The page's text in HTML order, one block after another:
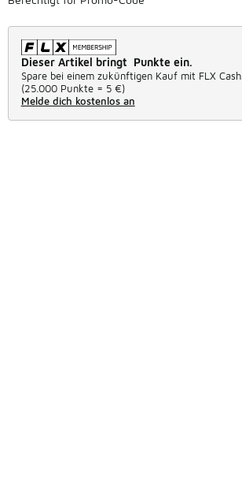
Dieser Artikel bringt Punkte ein.
Spare bei einem zukünftigen Kauf mit FLX Cash.
(25.000 Punkte = 5 €)
Melde dich kostenlos an